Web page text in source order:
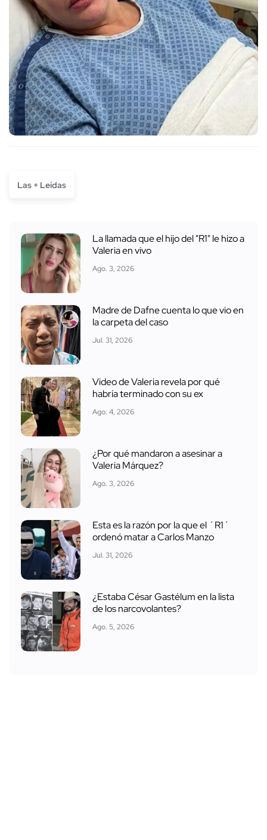
Las + Leídas
La llamada que el hijo del "R1" le hizo a
Valeria en vivo
Ago. 3, 2026
Madre de Dafne cuenta lo que vio en
la carpeta del caso
Jul. 31, 2026
Video de Valeria revela por qué
habría terminado con su ex
Ago. 4, 2026
¿Por qué mandaron a asesinar a
Valeria Márquez?
Ago. 3, 2026
Esta es la razón por la que el ´R1´
ordenó matar a Carlos Manzo
Jul. 31, 2026
¿Estaba César Gastélum en la lista
de los narcovolantes?
Ago. 5, 2026